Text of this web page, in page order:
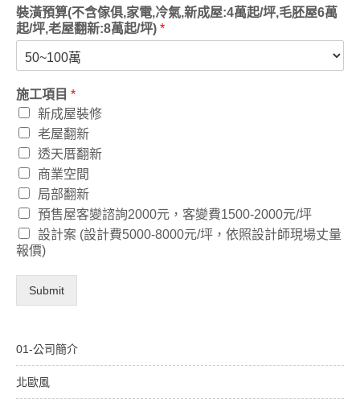
裝潢預算(不含傢俱,家電,冷氣,新成屋:4萬起/坪,毛胚屋6萬
起/坪,老屋翻新:8萬起/坪) *
施工項目 *
新成屋裝修
老屋翻新
透天厝翻新
商業空間
局部翻新
預售屋客變諮詢2000元，客變費1500-2000元/坪
設計案 (設計費5000-8000元/坪，依照設計師現場丈量
報價)
Submit
01-公司簡介
北歐風